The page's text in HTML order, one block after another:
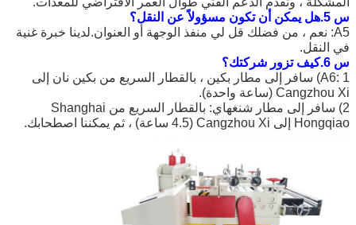
س 5.هل يمكن أن تكون مسؤولاً عن النقل؟
A5: نعم ، من فضلك قل لي منفذ الوجهة أو العنوان.لدينا خبرة غنية
في النقل.
س 6.كيف تزور شركتك؟
A6: 1) سافر إلى مطار بكين ، بالقطار السريع من بكين نان إلى
Cangzhou Xi (ساعة واحدة).
2) سافر إلى مطار شنغهاي: بالقطار السريع من Shanghai
Hongqiao إلى Cangzhou Xi (4.5 ساعة) ، ثم يمكننا اصطحابك.